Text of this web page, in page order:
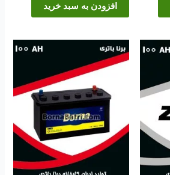
افزودن به سبد خرید